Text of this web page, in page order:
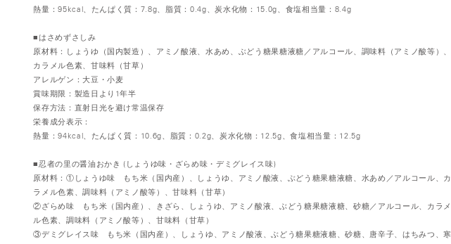
熱量：95kcal、たんぱく質：7.8g、脂質：0.4g、炭水化物：15.0g、食塩相当量：8.4g
■はさめずさしみ
原材料：しょうゆ（国内製造）、アミノ酸液、水あめ、ぶどう糖果糖液糖／アルコール、調味料（アミノ酸等）、
カラメル色素、甘味料（甘草）
アレルゲン：大豆・小麦
賞味期限：製造日より1年半
保存方法：直射日光を避け常温保存
栄養成分表示：
熱量：94kcal、たんぱく質：10.6g、脂質：0.2g、炭水化物：12.5g、食塩相当量：12.5g
■忍者の里の醤油おかき (しょうゆ味・ざらめ味・デミグレイス味)
原材料：①しょうゆ味 もち米（国内産）、しょうゆ、アミノ酸液、ぶどう糖果糖液糖、水あめ／アルコール、カ
ラメル色素、調味料（アミノ酸等）、甘味料（甘草）
②ざらめ味 もち米（国内産）、きざら、しょうゆ、アミノ酸液、ぶどう糖果糖液糖、砂糖／アルコール、カラメ
ル色素、調味料（アミノ酸等）、甘味料（甘草）
③デミグレイス味 もち米（国内産）、しょうゆ、アミノ酸液、ぶどう糖果糖液糖、砂糖、唐辛子、はちみつ、寒